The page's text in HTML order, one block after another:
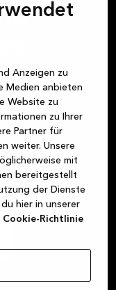
Anzeigen zu
Medien anbieten
Website zu
zu Ihrer
Partner für
weiter. Unsere
mit
bereitgestellt
der Dienste
hier in unserer
Richtlinie
Ort und erhalte
Küche, deines